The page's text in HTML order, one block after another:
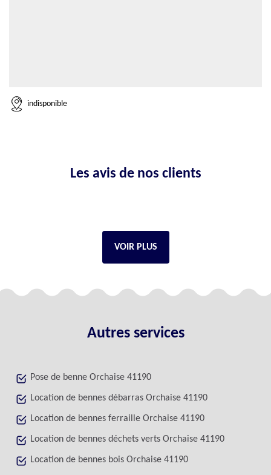
indisponible
Les avis de nos clients
VOIR PLUS
Autres services
Pose de benne Orchaise 41190
Location de bennes débarras Orchaise 41190
Location de bennes ferraille Orchaise 41190
Location de bennes déchets verts Orchaise 41190
Location de bennes bois Orchaise 41190